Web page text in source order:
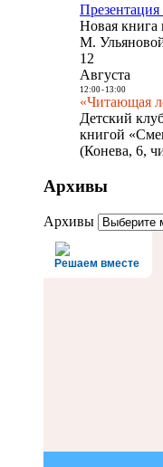
Новая книга
М.
12
Августа
12:00- 13:00
«Читающая
Детский
книгой
(Конева, 6,
Архивы
Архивы
Решаем вместе